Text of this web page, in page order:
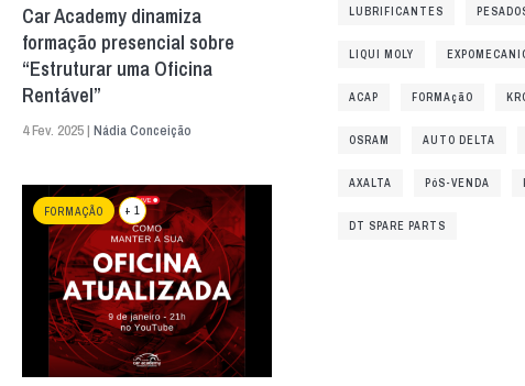
Car Academy dinamiza
formação presencial sobre
“Estruturar uma Oficina
Rentável”
4 Fev. 2025 |Nádia Conceição
FORMAÇÃO + 1
LUBRIFICANTES
LIQUI MOLY
ACAP FORMAçãO
OSRAM AUTO DELTA
AXALTA PóS-VENDA
DT SPARE PARTS